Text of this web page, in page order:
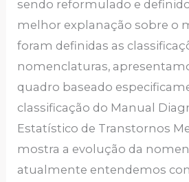
sendo reformulado e
melhor explanação sobre o
foram definidas as
nomenclaturas,
quadro baseado
classificação do Manual
Estatístico de Transtornos
mostra a evolução da
atualmente entendemos